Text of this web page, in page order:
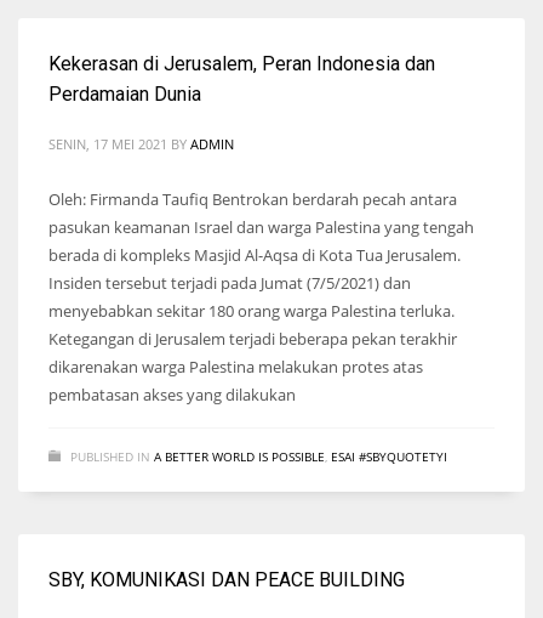
Kekerasan di Jerusalem, Peran Indonesia dan
Perdamaian Dunia
SENIN, 17 MEI 2021 BY ADMIN
Oleh: Firmanda Taufiq Bentrokan berdarah pecah antara
pasukan keamanan Israel dan warga Palestina yang tengah
berada di kompleks Masjid Al-Aqsa di Kota Tua Jerusalem.
Insiden tersebut terjadi pada Jumat (7/5/2021) dan
menyebabkan sekitar 180 orang warga Palestina terluka.
Ketegangan di Jerusalem terjadi beberapa pekan terakhir
dikarenakan warga Palestina melakukan protes atas
pembatasan akses yang dilakukan
PUBLISHED IN A BETTER WORLD IS POSSIBLE ESAI #SBYQUOTETYI
SBY, KOMUNIKASI DAN PEACE BUILDING